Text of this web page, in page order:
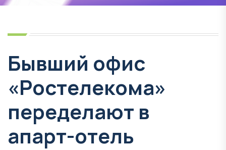
Бывший офис
«Ростелекома»
переделают в
апарт-отель